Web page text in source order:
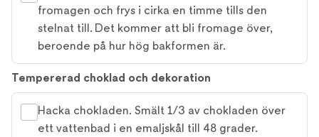
fromagen och frys i cirka en timme tills den
stelnat till. Det kommer att bli fromage över,
beroende på hur hög bakformen är.
Tempererad choklad och dekoration
Hacka chokladen. Smält 1/3 av chokladen över
ett vattenbad i en emaljskål till 48 grader.